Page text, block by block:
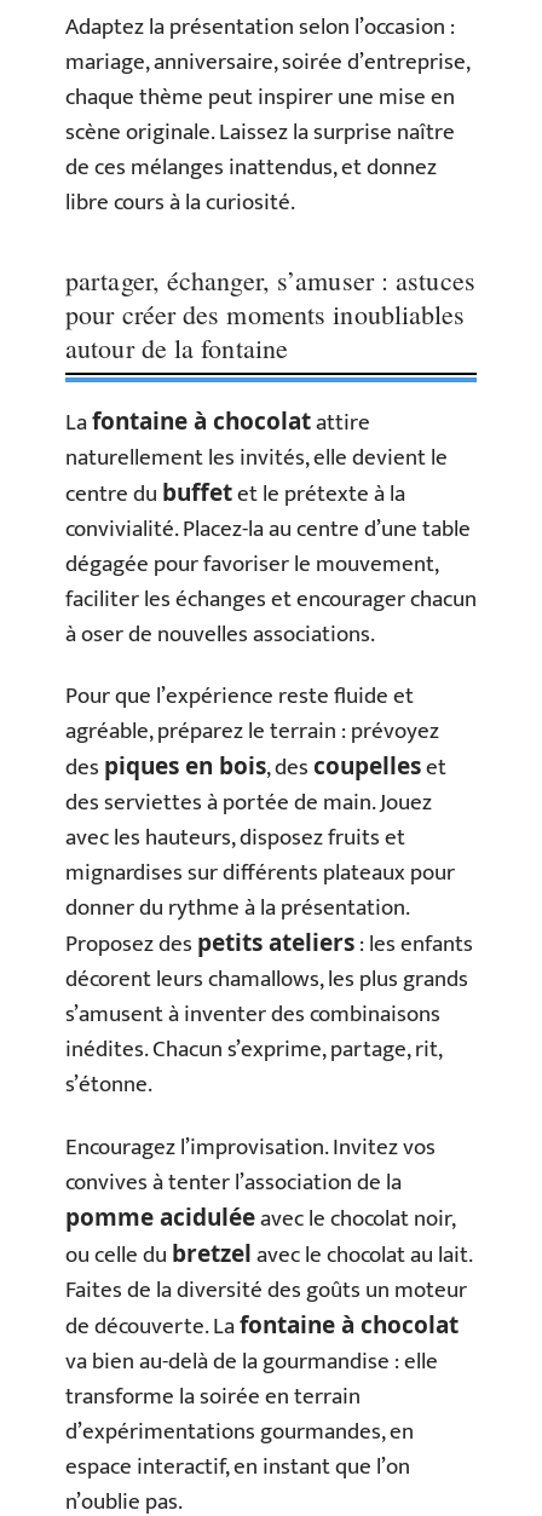
Adaptez la présentation selon l’occasion :
mariage, anniversaire, soirée d’entreprise,
chaque thème peut inspirer une mise en
scène originale. Laissez la surprise naître
de ces mélanges inattendus, et donnez
libre cours à la curiosité.
partager, échanger, s’amuser : astuces
pour créer des moments inoubliables
autour de la fontaine
Lafontaine à chocolatattire
naturellement les invités, elle devient le
centre du buffetet le prétexte à la
convivialité. Placez-la au centre d’une table
dégagée pour favoriser le mouvement,
faciliter les échanges et encourager chacun
à oser de nouvelles associations.
Pour que l’expérience reste fluide et
agréable, préparez le terrain : prévoyez
des piques en bois, descoupelleset
des serviettes à portée de main. Jouez
avec les hauteurs, disposez fruits et
mignardises sur différents plateaux pour
donner du rythme à la présentation.
Proposez des petits ateliers: les enfants
décorent leurs chamallows, les plus grands
s’amusent à inventer des combinaisons
inédites. Chacun s’exprime, partage, rit,
s’étonne.
Encouragez l’improvisation. Invitez vos
convives à tenter l’association de la
pomme aciduléeavec le chocolat noir,
ou celle du bretzelavec le chocolat au lait.
Faites de la diversité des goûts un moteur
de découverte. Lafontaine à chocolat
va bien au-delà de la gourmandise : elle
transforme la soirée en terrain
d’expérimentations gourmandes, en
espace interactif, en instant que l’on
n’oublie pas.